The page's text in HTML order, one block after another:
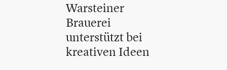
Warsteiner
Brauerei
unterstützt bei
kreativen Ideen